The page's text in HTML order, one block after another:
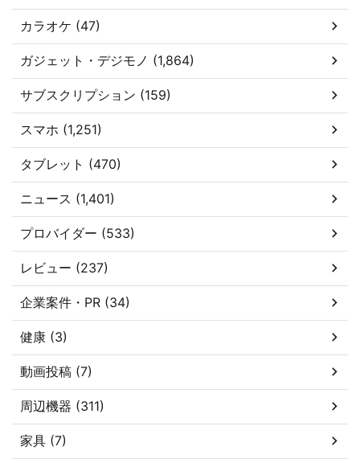
カラオケ (47)
ガジェット・デジモノ (1,864)
サブスクリプション (159)
スマホ (1,251)
タブレット (470)
ニュース (1,401)
プロバイダー (533)
レビュー (237)
企業案件・PR (34)
健康 (3)
動画投稿 (7)
周辺機器 (311)
家具 (7)